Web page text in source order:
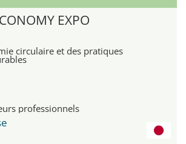
EXPO
circulaire et des pratiques
professionnels